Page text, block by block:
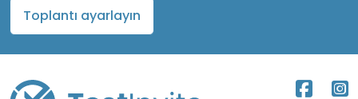
Toplantı ayarlayın